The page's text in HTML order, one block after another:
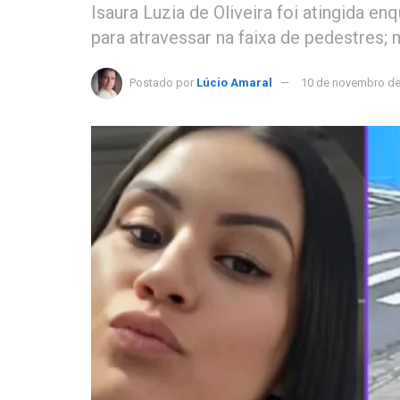
Isaura Luzia de Oliveira foi atingida
para atravessar na faixa de
Postado por Lúcio Amaral 10 de novembro